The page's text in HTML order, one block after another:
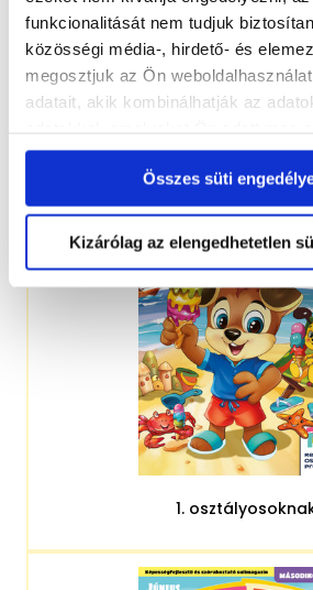
funkcionalitását nem tudjuk
közösségi média-, hirdető- és
megosztjuk az Ön
adatait, akik kombinálhatják az
Ön által használt más
Összes süti
Kizárólag az elengedhetetlen
4-7 éveseknek
1.